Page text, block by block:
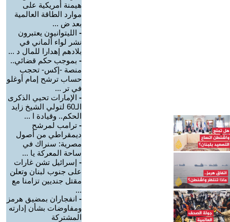
هيمنة أمريكية على
موارد الطاقة العالمية
بعد ض ...
- الليتوانيون يعتبرون
نشر لواء ألماني في
بلادهم إهدارا للمال د ...
- بموجب حكم قضائي..
منصة -إكس- تحجب
حساب ترشح إمام أوغلو
في تر ...
- الإمارات تحيي الذكرى
الـ60 لتولي الشيخ زايد
الحكم.. وقيادة ا ...
- ترامب لمرشح
ديمقراطي من أصول
مصرية: سنراك في
ساحة المعركة يا ...
- إسرائيل تشن غارات
على جنوب لبنان وتعلن
مقتل جنديين تزامنا مع
...
- انفجاران بمضيق هرمز
ومفاوضات بشأن إدارته
المشتركة